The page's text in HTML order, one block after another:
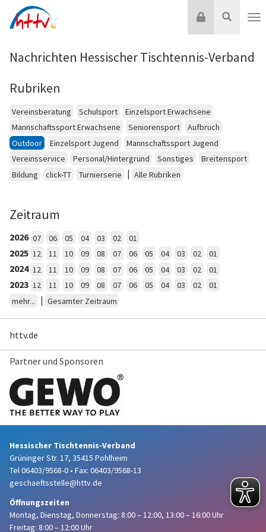
Inhalt
Suche
Login
Nachrichten Hessischer Tischtennis-Verband
Rubriken
Vereinsberatung Schulsport
Einzelsport Erwachsene
Mannschaftssport Erwachsene
Seniorensport
Aufbruch
Outdoor
Einzelsport Jugend
Mannschaftssport Jugend
Vereinsservice
Personal/Hintergrund Sonstiges
Breitensport
Bildung
click-TT Turnierserie | Alle Rubriken
Zeitraum
2026 07 06 05 04 03 02 01
2025 12 11 10 09 08 07 06 05 04 03 02 01
2024 12 11 10 09 08 07 06 05 04 03 02 01
2023 12 11 10 09 08 07 06 05 04 03 02
01
mehr...
| Gesamter Zeitraum
httv.de
Partner und Sponsoren
Hessischer Tischtennis-Verband
Grüninger Str. 17, 35415 Pohlheim
Tel 06403/9568-0 • Fax: 06403/9568-13
geschaeftsstelle@httv.de
Öffnungszeiten
Montag, Dienstag, Donnerstag: 8:00 – 12:00, 13:00 – 16:00 Uhr
Freitag: 8:00 – 12:00 Uhr